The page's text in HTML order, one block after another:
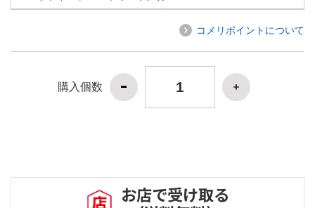
コメリポイントについて
購入個数
お店で受け取る